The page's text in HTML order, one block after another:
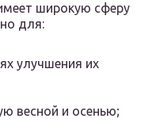
широкую сферу
для:
улучшения их
весной и осенью;